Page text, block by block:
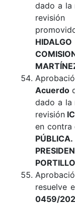
dado a la
revisión
Acuerdo
dado a la
revisión
en contra
resuelve
0459/